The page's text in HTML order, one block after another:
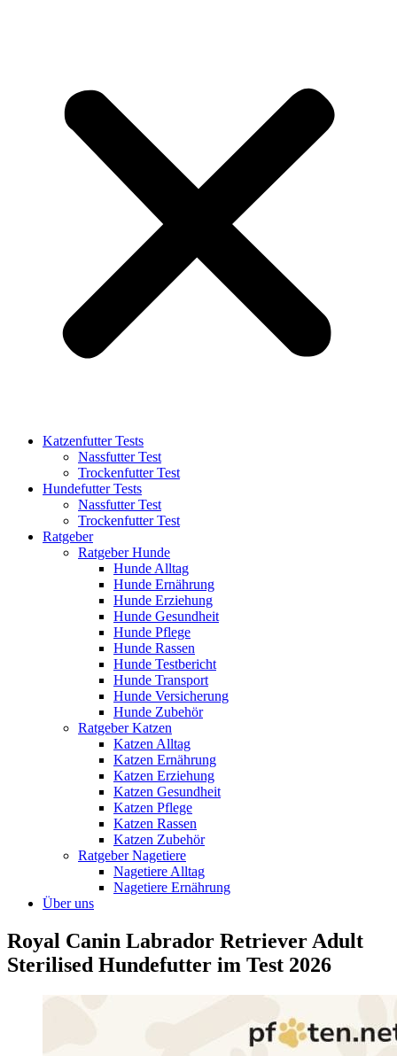
Katzenfutter Tests
Nassfutter Test
Trockenfutter Test
Hundefutter Tests
Nassfutter Test
Trockenfutter Test
Ratgeber
Ratgeber Hunde
Hunde Alltag
Hunde Ernährung
Hunde Erziehung
Hunde Gesundheit
Hunde Pflege
Hunde Rassen
Hunde Testbericht
Hunde Transport
Hunde Versicherung
Hunde Zubehör
Ratgeber Katzen
Katzen Alltag
Katzen Ernährung
Katzen Erziehung
Katzen Gesundheit
Katzen Pflege
Katzen Rassen
Katzen Zubehör
Ratgeber Nagetiere
Nagetiere Alltag
Nagetiere Ernährung
Über uns
Royal Canin Labrador Retriever Adult
Sterilised Hundefutter im Test 2026